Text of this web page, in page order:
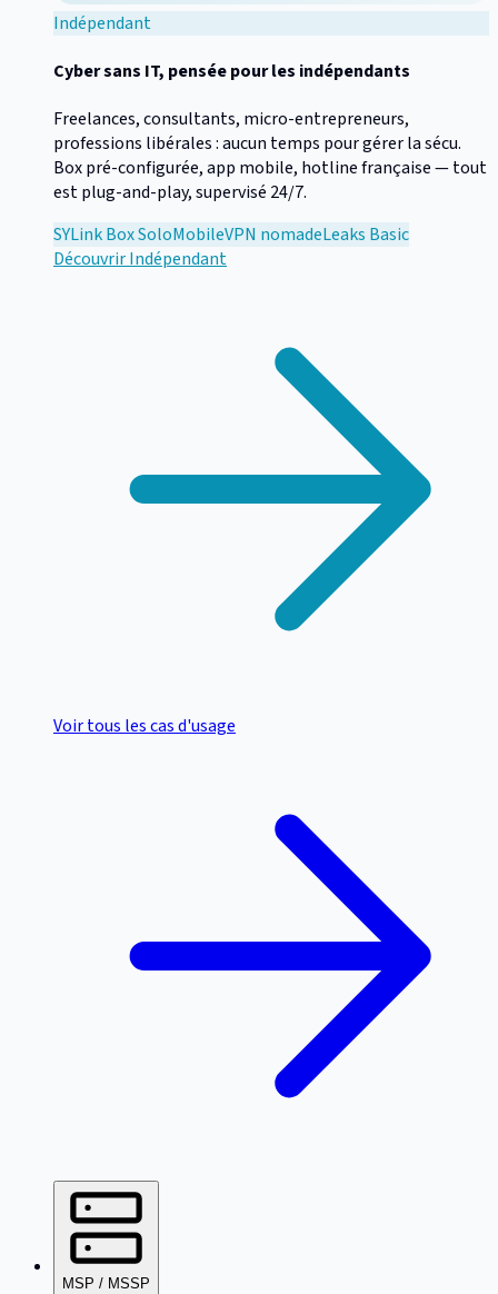
Indépendant
Cyber sans IT, pensée pour les indépendants
Freelances, consultants, micro-entrepreneurs,
professions libérales : aucun temps pour gérer la sécu.
Box pré-configurée, app mobile, hotline française — tout
est plug-and-play, supervisé 24/7.
SYLink Box SoloMobileVPN nomadeLeaks Basic
DécouvrirIndépendant
Voir tous les cas d'usage
MSP / MSSP